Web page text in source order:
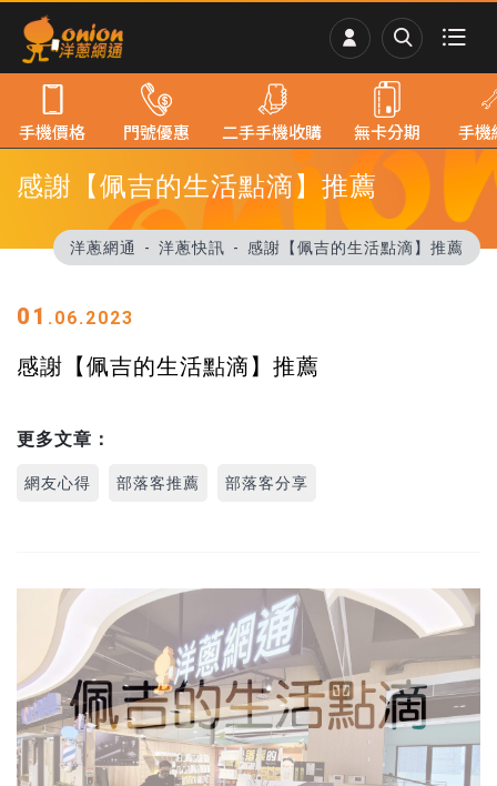
感謝【佩吉的生活點滴】推薦
洋蔥網通 洋蔥快訊 感謝【佩吉的生活點滴】推薦
01 .06.2023
感謝【佩吉的生活點滴】推薦
更多文章：
網友心得 部落客推薦 部落客分享
手機價格 門號優惠 二手手機收購 無卡分期 手機